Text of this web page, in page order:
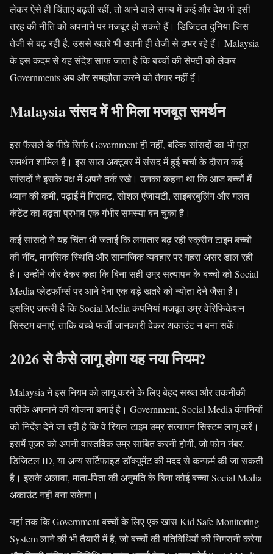
लेकर ऐसे ही चिंताएं बढ़ती रहीं, तो आने वाले समय में कई और देश भी इसी
तरह की नीति को अपनाने पर मजबूर हो सकते हैं। डिजिटल दुनिया जिस
तेजी से बढ़ रही है, उससे खतरे भी उतनी ही तेजी से उभर रहे हैं। Malaysia
के इस कदम से यह संदेश साफ जाता है कि बच्चों की सेफ्टी को लेकर
Governments अब और समझौता करने को तैयार नहीं हैं।
Malaysia संसद में भी मिला मजबूत समर्थन
इस फैसले के पीछे सिर्फ Government ही नहीं, बल्कि सांसदों का भी पूरा
समर्थन शामिल है। इस साल अक्टूबर में संसद में हुई चर्चा के दौरान कई
सांसदों ने इसके पक्ष में अपने तर्क रखे। उनका कहना था कि आज बच्चों में
ध्यान की कमी, पढ़ाई में गिरावट, सोशल एंजायटी, साइबरबुलिंग और गलत
कंटेंट का बढ़ता प्रभाव एक गंभीर समस्या बन चुका है।
कई सांसदों ने यह चिंता भी जताई कि लगातार बढ़ रही स्क्रीन टाइम बच्चों
की नींद, मानसिक स्थिति और सामाजिक व्यवहार पर गहरा असर डाल रही
है। उन्होंने जोर देकर कहा कि बिना सही उम्र सत्यापन के बच्चों को Social
Media प्लेटफॉर्म्स पर आने देना एक बड़े खतरे को न्योता देने जैसा है।
इसलिए जरूरी है कि Social Media कंपनियां मजबूत उम्र वेरिफिकेशन
सिस्टम बनाएं, ताकि बच्चे फर्जी जानकारी देकर अकाउंट न बना सकें।
2026 से कैसे लागू होगा यह नया नियम?
Malaysia ने इस नियम को लागू करने के लिए बेहद सख्त और तकनीकी
तरीके अपनाने की योजना बनाई है। Government, Social Media कंपनियों
को निर्देश देने जा रही है कि वे रियल-टाइम उम्र सत्यापन सिस्टम लागू करें।
इसमें यूजर को अपनी वास्तविक उम्र साबित करनी होगी, जो फोन नंबर,
डिजिटल ID, या अन्य सर्टिफाइड डॉक्यूमेंट की मदद से कन्फर्म की जा सकती
है। इसके अलावा, माता-पिता की अनुमति के बिना कोई बच्चा Social Media
अकाउंट नहीं बना सकेगा।
यहां तक कि Government बच्चों के लिए एक खास Kid Safe Monitoring
System लाने की भी तैयारी में है, जो बच्चों की गतिविधियों की निगरानी करेगा